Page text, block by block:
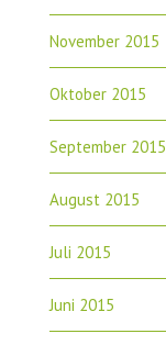
November 2015
Oktober 2015
September 2015
August 2015
Juli 2015
Juni 2015